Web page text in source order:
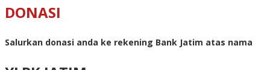
DONASI
Salurkan donasi anda ke rekening Bank Jatim atas nama